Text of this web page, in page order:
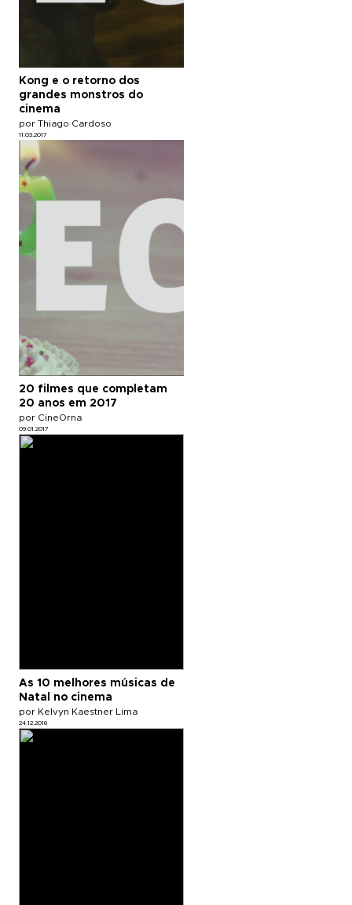
Kong e o retorno dos
grandes monstros do
cinema
por Thiago Cardoso
11.03.2017
20 filmes que completam
20 anos em 2017
por CineOrna
09.01.2017
As 10 melhores músicas de
Natal no cinema
por Kelvyn Kaestner Lima
24.12.2016